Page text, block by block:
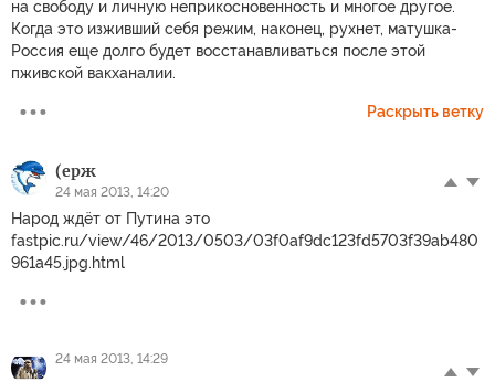
на свободу и личную неприкосновенность и многое другое.
Когда это изживший себя режим, наконец, рухнет, матушка-
Россия еще долго будет восстанавливаться после этой
пживской вакханалии.
Раскрыть ветку
(ерж
24 мая 2013, 14:20
Народ ждёт от Путина это
fastpic.ru/view/46/2013/0503/03f0af9dc123fd5703f39ab480
961a45.jpg.html
24 мая 2013, 14:29